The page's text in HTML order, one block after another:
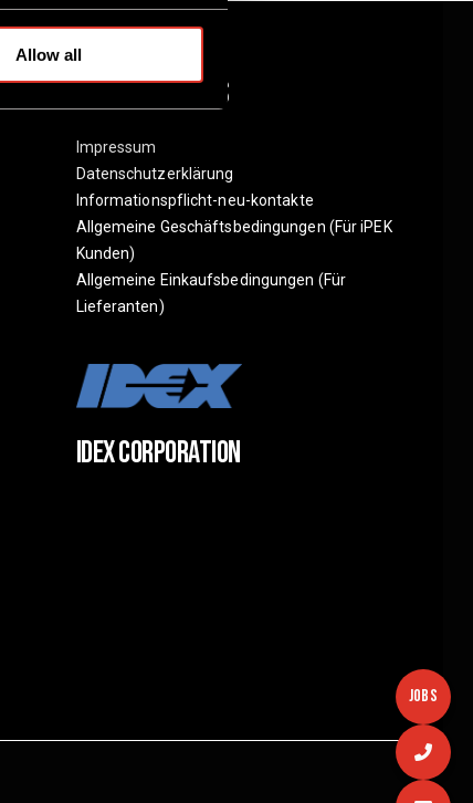
Allow all
Hilfreiche Links
Impressum
Datenschutzerklärung
Informationspflicht-neu-kontakte
Allgemeine Geschäftsbedingungen (Für iPEK
Kunden)
Allgemeine Einkaufsbedingungen (Für
Lieferanten)
IDEX CORPORATION
JOBS